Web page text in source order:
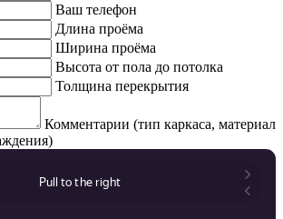
Ваш телефон
Длина проёма
Ширина проёма
Высота от пола до потолка
Толщина перекрытия
Комментарии (тип каркаса, материал